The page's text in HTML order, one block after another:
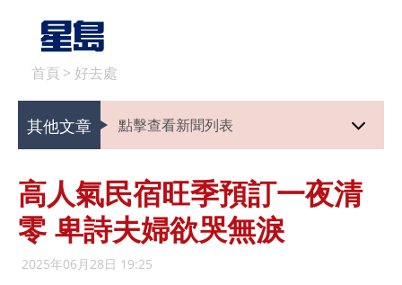
首頁 > 好去處
其他文章 點擊查看新聞列表
高人氣民宿旺季預訂一夜清
零 卑詩夫婦欲哭無淚
2025年06月28日 19:25